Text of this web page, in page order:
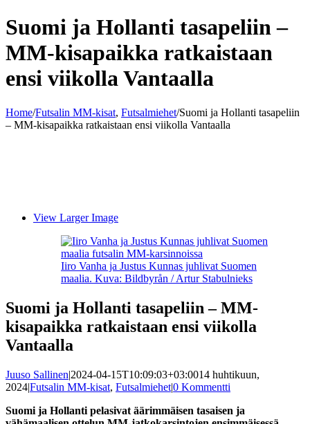
Suomi ja Hollanti tasapeliin –
MM-kisapaikka ratkaistaan
ensi viikolla Vantaalla
Home/Futsalin MM-kisat, Futsalmiehet/Suomi ja Hollanti tasapeliin
– MM-kisapaikka ratkaistaan ensi viikolla Vantaalla
View Larger Image
Iiro Vanha ja Justus Kunnas juhlivat Suomen
maalia. Kuva: Bildbyrån / Artur Stabulnieks
Suomi ja Hollanti tasapeliin – MM-
kisapaikka ratkaistaan ensi viikolla
Vantaalla
Juuso Sallinen|2024-04-15T10:09:03+03:0014 huhtikuun,
2024|Futsalin MM-kisat, Futsalmiehet|0 Kommentti
Suomi ja Hollanti pelasivat äärimmäisen tasaisen ja